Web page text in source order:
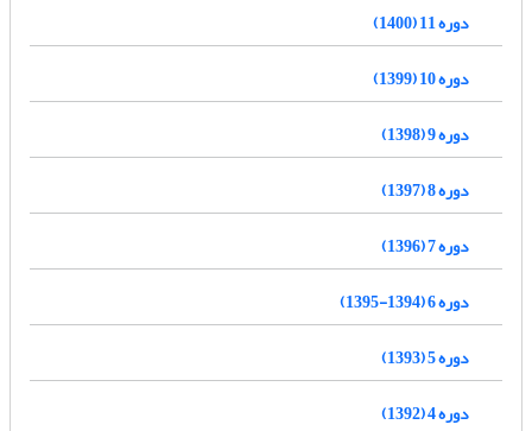
دوره 11 (1400)
دوره 10 (1399)
دوره 9 (1398)
دوره 8 (1397)
دوره 7 (1396)
دوره 6 (1394-1395)
دوره 5 (1393)
دوره 4 (1392)